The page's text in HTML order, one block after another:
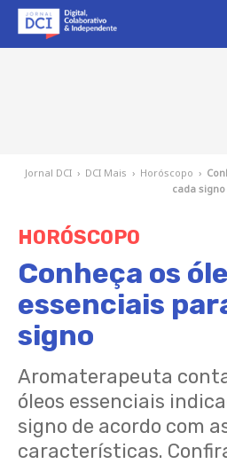
Jornal DCI › DCI Mais › Horóscopo ›
cada signo
HORÓSCOPO
Conheça os
essenciais
signo
Aromaterapeuta
óleos essenciais
signo de acordo com
características.